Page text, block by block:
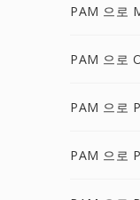
PAM 으로
PAM 으로
PAM 으로
PAM 으로